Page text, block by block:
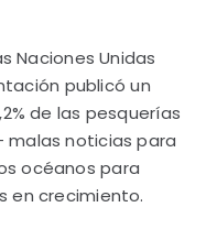
Naciones Unidas
publicó un
de las pesquerías
malas noticias para
océanos para
en crecimiento.